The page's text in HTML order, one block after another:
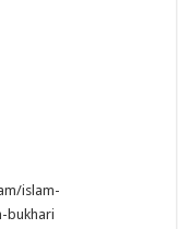
islam-
bukhari